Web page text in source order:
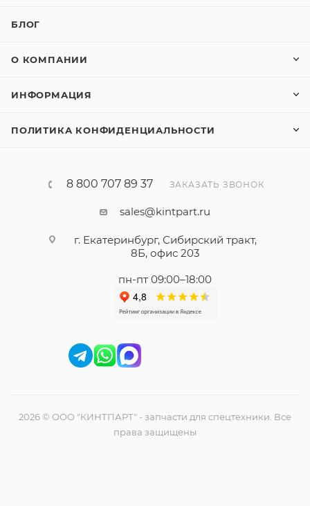
БЛОГ
О КОМПАНИИ
ИНФОРМАЦИЯ
ПОЛИТИКА КОНФИДЕНЦИАЛЬНОСТИ
8 800 707 89 37 ЗАКАЗАТЬ ЗВОНОК
sales@kintpart.ru
г. Екатеринбург, Сибирский тракт,
8Б, офис 203
пн-пт 09:00–18:00
2026 © ООО "КИНТПАРТ" - запчасти для спецтехники. Все
права защищены